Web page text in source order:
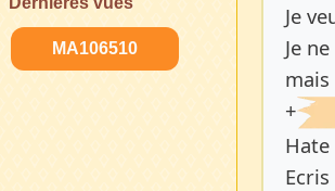
MA106510
Je
Je
+
Hate